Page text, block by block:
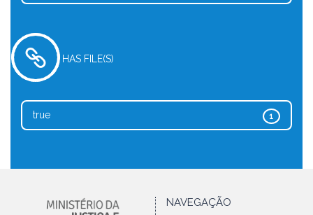
HAS FILE(S)
1
true
NAVEGAÇÃO